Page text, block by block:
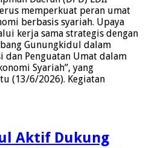
memperkuat peran umat
berbasis syariah. Upaya
kerja sama strategis dengan
Gunungkidul dalam
dan Penguatan Umat dalam
Syariah”, yang
(13/6/2026). Kegiatan
Aktif Dukung